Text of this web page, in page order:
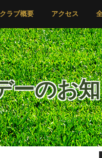
クラブ概要 アクセス
ーのお